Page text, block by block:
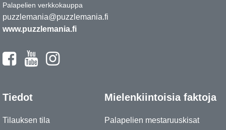
Palapelien verkkokauppa
puzzlemania@puzzlemania.fi
www.puzzlemania.fi
Tiedot
Tilauksen tila
Mielenkiintoisia faktoja
Palapelien mestaruuskisat